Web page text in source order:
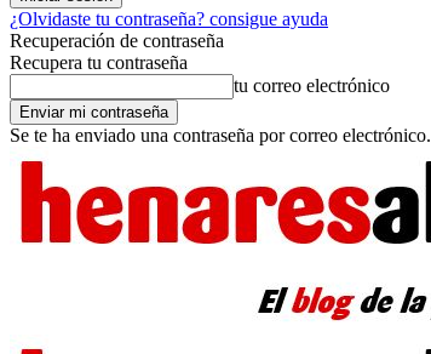
¿Olvidaste tu contraseña? consigue ayuda
Recuperación de contraseña
Recupera tu contraseña
tu correo electrónico
Se te ha enviado una contraseña por correo electrónico.